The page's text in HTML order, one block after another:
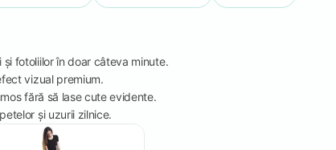
fotoliilor în doar câteva minute.
vizual premium.
fără să lase cute evidente.
și uzurii zilnice.